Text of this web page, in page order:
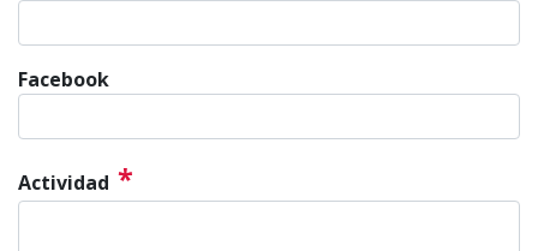
Facebook
Actividad *